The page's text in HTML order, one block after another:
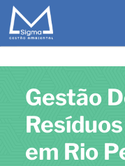
Gestão
em Rio